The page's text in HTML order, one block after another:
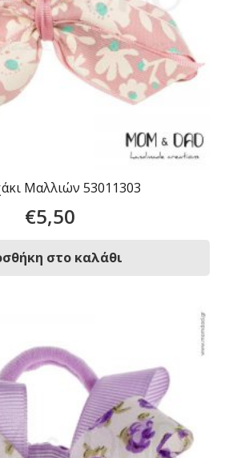
Μαλλιών 53011303
€5,50
στο καλάθι